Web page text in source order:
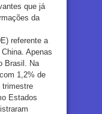
que já
da
referente a
Apenas
Brasil. Na
1,2% de
trimestre
Estados